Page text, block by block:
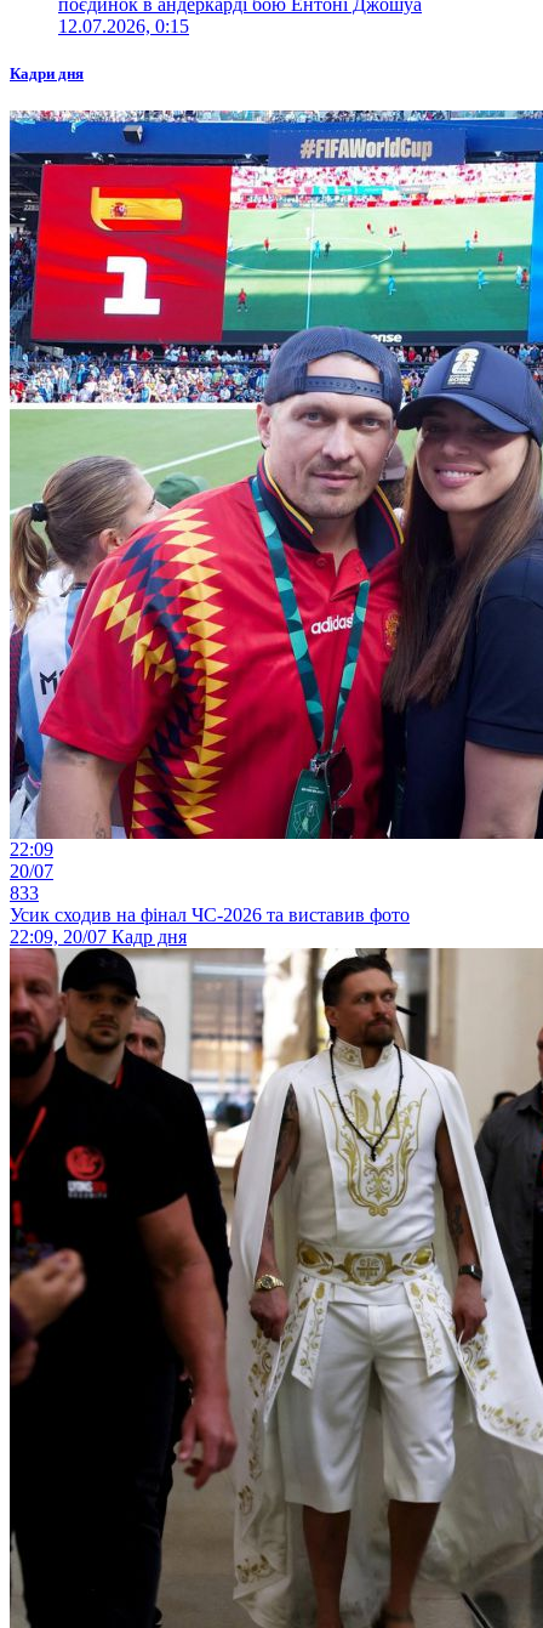
поєдинок в андеркарді бою Ентоні Джошуа
12.07.2026, 0:15
Кадри дня
22:09
20/07
833
Усик сходив на фінал ЧС-2026 та виставив фото
22:09, 20/07 Кадр дня